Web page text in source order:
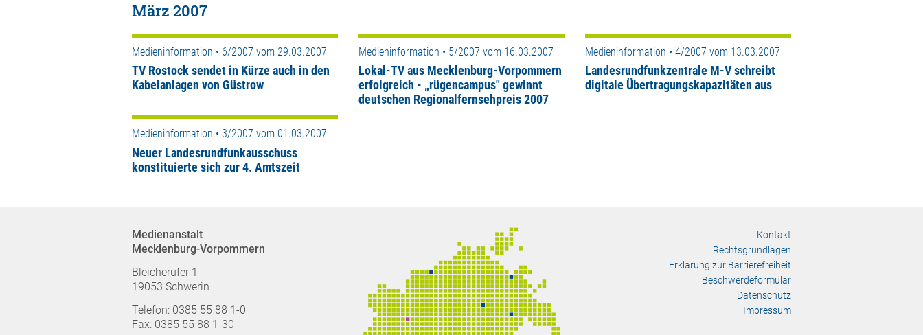
März 2007
Medieninformation • 6/2007 vom 29.03.2007
TV Rostock sendet in Kürze auch in den
Kabelanlagen von Güstrow
Medieninformation • 5/2007 vom 16.03.2007
Lokal-TV aus Mecklenburg-Vorpommern
erfolgreich - „rügencampus" gewinnt
deutschen Regionalfernsehpreis 2007
Medieninformation • 4/2007 vom 13.03.2007
Landesrundfunkzentrale M-V schreibt
digitale Übertragungskapazitäten aus
Medieninformation • 3/2007 vom 01.03.2007
Neuer Landesrundfunkausschuss
konstituierte sich zur 4. Amtszeit
Medienanstalt
Mecklenburg-Vorpommern
Bleicherufer 1
19053 Schwerin
Telefon: 0385 55 88 1-0
Fax: 0385 55 88 1-30
Kontakt
Rechtsgrundlagen
Erklärung zur Barrierefreiheit
Beschwerdeformular
Datenschutz
Impressum